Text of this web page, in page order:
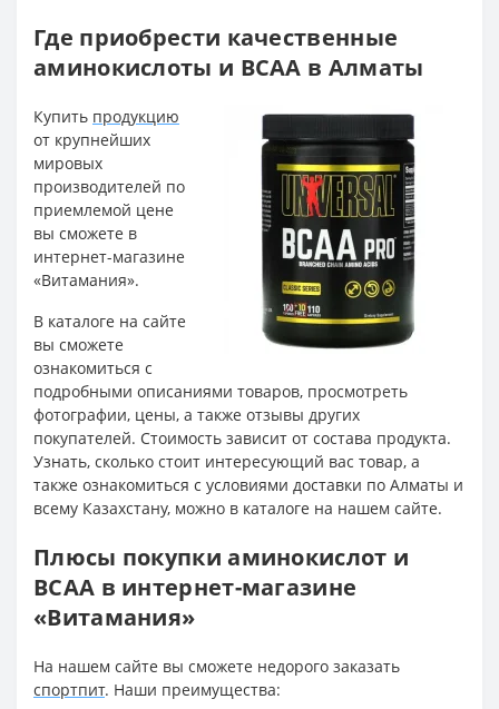
Где приобрести качественные
аминокислоты и BCAA в Алматы
Купить продукцию
от крупнейших
мировых
производителей по
приемлемой цене
вы сможете в
интернет-магазине
«Витамания».
В каталоге на сайте
вы сможете
ознакомиться с
подробными описаниями товаров, просмотреть
фотографии, цены, а также отзывы других
покупателей. Стоимость зависит от состава продукта.
Узнать, сколько стоит интересующий вас товар, а
также ознакомиться с условиями доставки по Алматы и
всему Казахстану, можно в каталоге на нашем сайте.
Плюсы покупки аминокислот и
BCAA в интернет-магазине
«Витамания»
На нашем сайте вы сможете недорого заказать
спортпит. Наши преимущества: